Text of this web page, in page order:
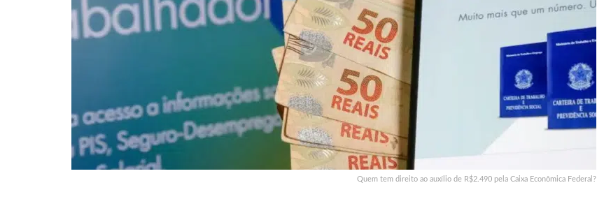
Quem tem direito ao auxílio de R$2.490 pela Caixa Econômica Federal?